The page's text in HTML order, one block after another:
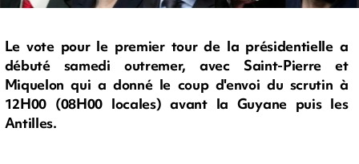
Le vote pour le premier tour de la présidentielle a
débuté samedi outremer, avec Saint-Pierre et
Miquelon qui a donné le coup d'envoi du scrutin à
12H00 (08H00 locales) avant la Guyane puis les
Antilles.